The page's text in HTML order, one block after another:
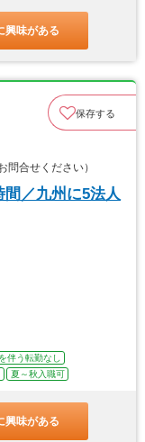
興味がある
保存する
合せください）
間／九州に5法人
伴う転勤なし
夏～秋入職可
興味がある